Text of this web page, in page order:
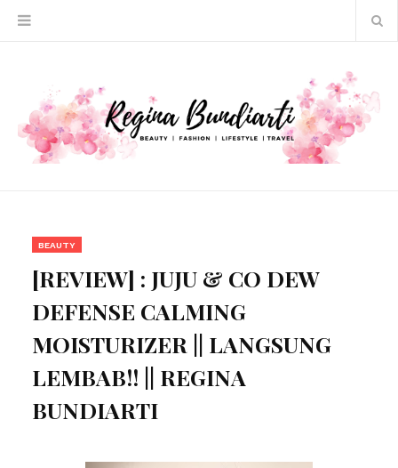
BEAUTY
[REVIEW] : JUJU & CO DEW
DEFENSE CALMING
MOISTURIZER || LANGSUNG
LEMBAB!! || REGINA
BUNDIARTI